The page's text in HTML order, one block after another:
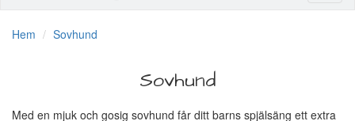
Hem Sovhund
Sovhund
Med en mjuk och gosig sovhund får ditt barns spjälsäng ett extra